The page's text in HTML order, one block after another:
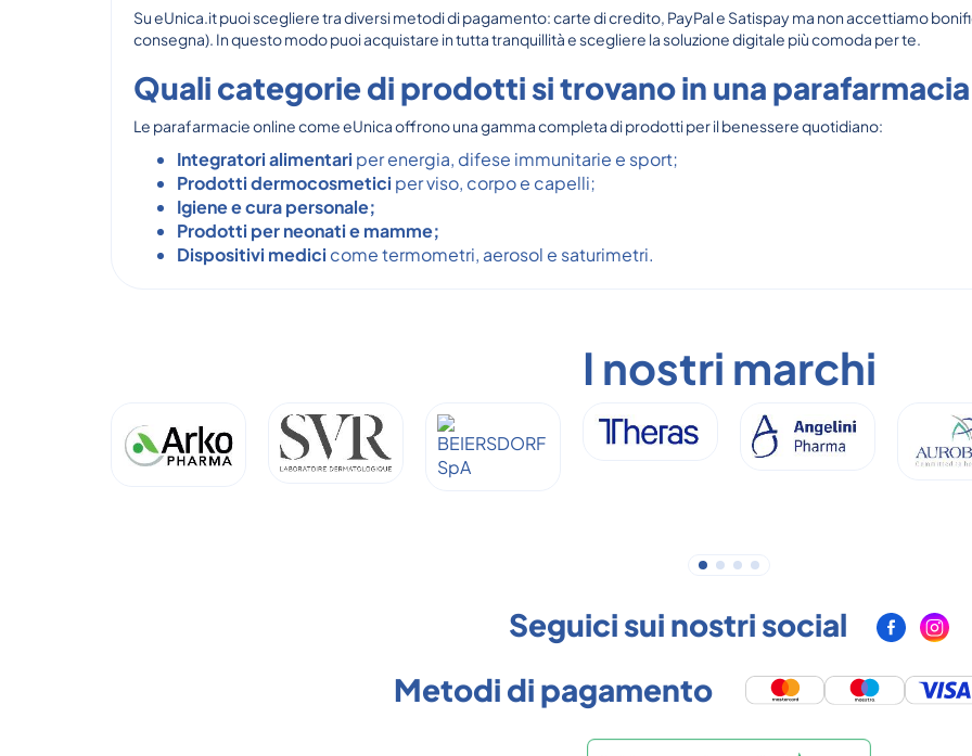
Su eUnica.it puoi scegliere tra diversi metodi di pagamento: carte di credito, PayPal e Satispay ma non accettiamo
consegna). In questo modo puoi acquistare in tutta tranquillità e scegliere la soluzione digitale più comoda per te.
Quali categorie di prodotti si trovano in una
Le parafarmacie online come eUnica offrono una gamma completa di prodotti per il benessere quotidiano:
Integratori alimentari per energia, difese immunitarie e sport;
Prodotti dermocosmetici per viso, corpo e capelli;
Igiene e cura personale;
Prodotti per neonati e mamme;
Dispositivi medici come termometri, aerosol e saturimetri.
I nostri marchi
Seguici sui nostri social
Metodi di pagamento